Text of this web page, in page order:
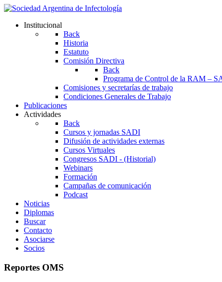
Institucional
Back
Historia
Estatuto
Comisión Directiva
Back
Programa de Control de la RAM –
Comisiones y secretarías de trabajo
Condiciones Generales de Trabajo
Publicaciones
Actividades
Back
Cursos y jornadas SADI
Difusión de actividades externas
Cursos Virtuales
Congresos SADI - (Historial)
Webinars
Formación
Campañas de comunicación
Podcast
Noticias
Diplomas
Buscar
Contacto
Asociarse
Socios
Reportes OMS